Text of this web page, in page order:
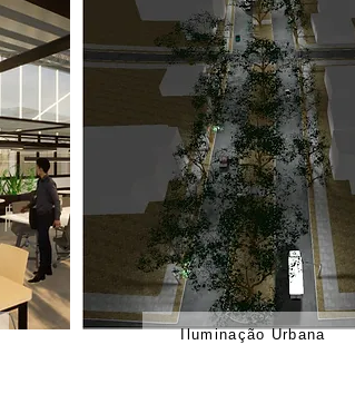
Iluminação Urbana